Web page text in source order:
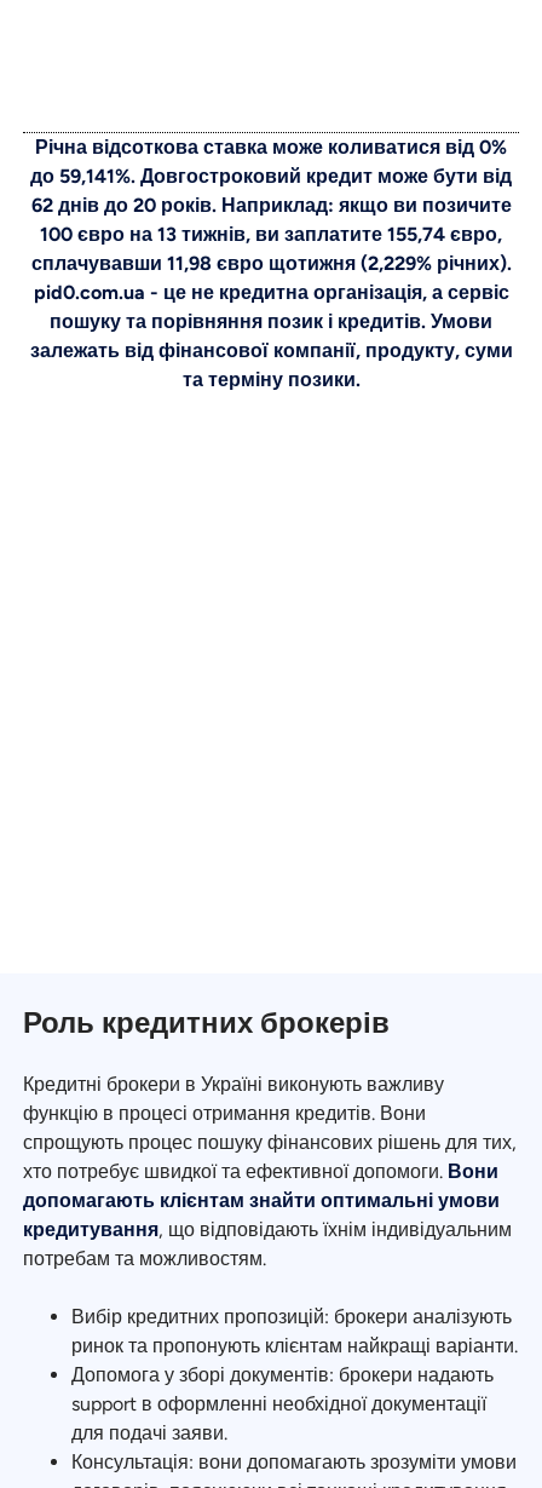
Річна відсоткова ставка може коливатися від 0%
до 59,141%. Довгостроковий кредит може бути від
62 днів до 20 років. Наприклад: якщо ви позичите
100 євро на 13 тижнів, ви заплатите 155,74 євро,
сплачувавши 11,98 євро щотижня (2,229% річних).
pid0.com.ua - це не кредитна організація, а сервіс
пошуку та порівняння позик і кредитів. Умови
залежать від фінансової компанії, продукту, суми
та терміну позики.
Роль кредитних брокерів
Кредитні брокери в Україні виконують важливу
функцію в процесі отримання кредитів. Вони
спрощують процес пошуку фінансових рішень для тих,
хто потребує швидкої та ефективної допомоги. Вони
допомагають клієнтам знайти оптимальні умови
кредитування, що відповідають їхнім індивідуальним
потребам та можливостям.
Вибір кредитних пропозицій: брокери аналізують
ринок та пропонують клієнтам найкращі варіанти.
Допомога у зборі документів: брокери надають
support в оформленні необхідної документації
для подачі заяви.
Консультація: вони допомагають зрозуміти умови